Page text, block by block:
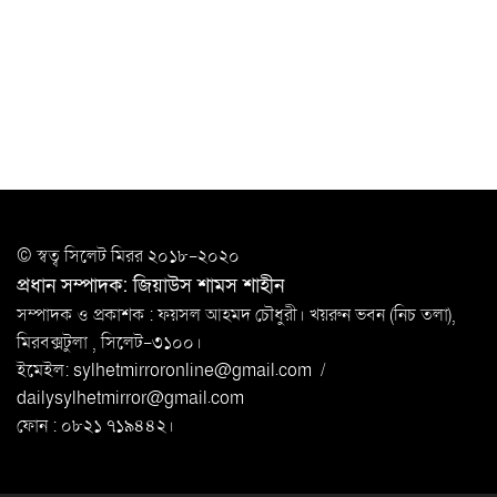
মানববন্ধন
রপ্তানি বৃদ্ধিতে ক্ষুদ্র উদ্যোক্তাদের মেলা বুথ ভাড়া মওকুফ :
বাণিজ্যমন্ত্রী
মুক্তাদির-আরিফসহ ১৮ মন্ত্রীর পুলিশ এসকর্ট
প্রত্যাহার
© স্বত্ব সি‌লেট মিরর ২০১৮-২০২০
প্রধান সম্পাদক: জিয়াউস শামস শাহীন
সম্পাদক ও প্রকাশক : ফয়সল আহমদ চৌধুরী। খয়রুন ভবন (নিচ তলা),
মিরবক্সটুলা ,সি‌লেট-৩১০০।
ইমেইল:sylhetmirroronline@gmail.com /
dailysylhetmirror@gmail.com
ফোন : ০৮২১ ৭১৯৪৪২।